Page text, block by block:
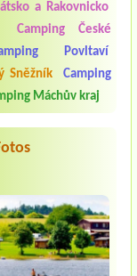
a Rakovnicko
Camping České
Povltaví
Sněžník
Camping
Máchův kraj